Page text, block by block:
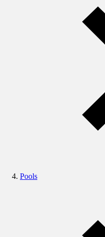
Pools